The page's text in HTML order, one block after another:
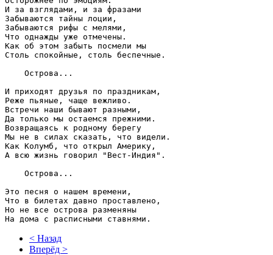
И за взглядами, и за фразами
Забываются тайны лоции,
Забываются рифы с мелями,
Что однажды уже отмечены.
Как об этом забыть посмели мы
Столь спокойные, столь беспечные.
    Острова...
И приходят друзья по праздникам,
Реже пьяные, чаще вежливо.
Встречи наши бывают разными,
Да только мы остаемся прежними.
Возвращаясь к родному берегу
Мы не в силах сказать, что видели.
Как Колумб, что открыл Америку,
А всю жизнь говорил "Вест-Индия".
    Острова...
Это песня о нашем времени,
Что в билетах давно проставлено,
Но не все острова разменяны
< Назад
Вперёд >